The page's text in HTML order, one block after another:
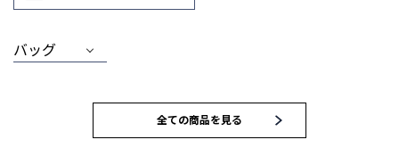
バッグ
全ての商品を見る